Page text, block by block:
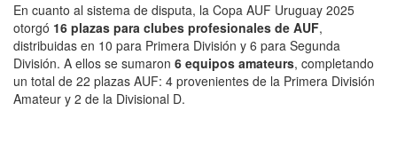
En cuanto al sistema de disputa, la Copa AUF Uruguay 2025
otorgó 16 plazas para clubes profesionales de AUF,
distribuidas en 10 para Primera División y 6 para Segunda
División. A ellos se sumaron 6 equipos amateurs, completando
un total de 22 plazas AUF: 4 provenientes de la Primera División
Amateur y 2 de la Divisional D.